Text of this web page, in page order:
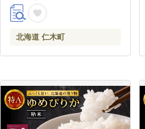
穀]
北海道 仁木町